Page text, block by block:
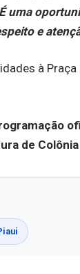
uma
e
de